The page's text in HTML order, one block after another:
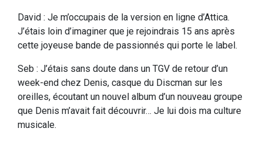
David : Je m’occupais de la version en ligne d’Attica.
J’étais loin d’imaginer que je rejoindrais 15 ans après
cette joyeuse bande de passionnés qui porte le label.
Seb : J’étais sans doute dans un TGV de retour d’un
week-end chez Denis, casque du Discman sur les
oreilles, écoutant un nouvel album d’un nouveau groupe
que Denis m’avait fait découvrir… Je lui dois ma culture
musicale.